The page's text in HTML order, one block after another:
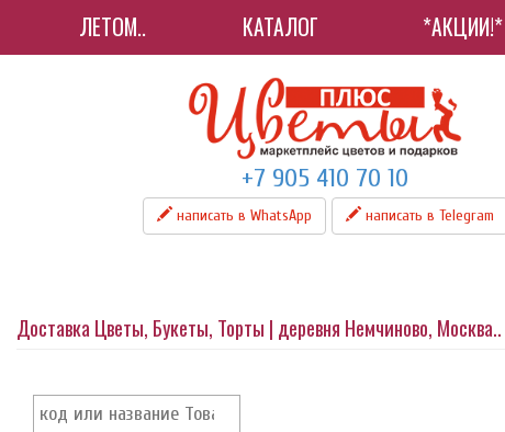
ЛЕТОМ.. КАТАЛОГ *АКЦИИ!*
+7 905 410 70 10
написать в WhatsApp написать в Telegram
Доставка Цветы, Букеты, Торты | деревня Немчиново, Москва..